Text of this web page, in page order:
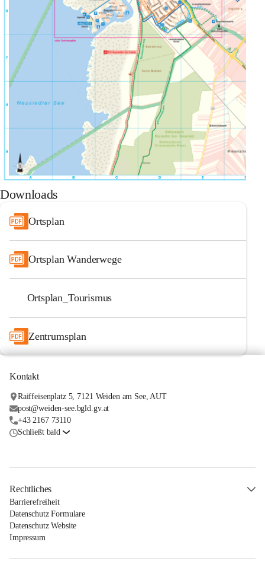
Downloads
Ortsplan
Ortsplan Wanderwege
Ortsplan_Tourismus
Zentrumsplan
Kontakt
Raiffeisenplatz 5, 7121 Weiden am See, AUT
post@weiden-see.bgld.gv.at
+43 2167 73110
Schließt bald
Rechtliches
Barrierefreiheit
Datenschutz Formulare
Datenschutz Website
Impressum